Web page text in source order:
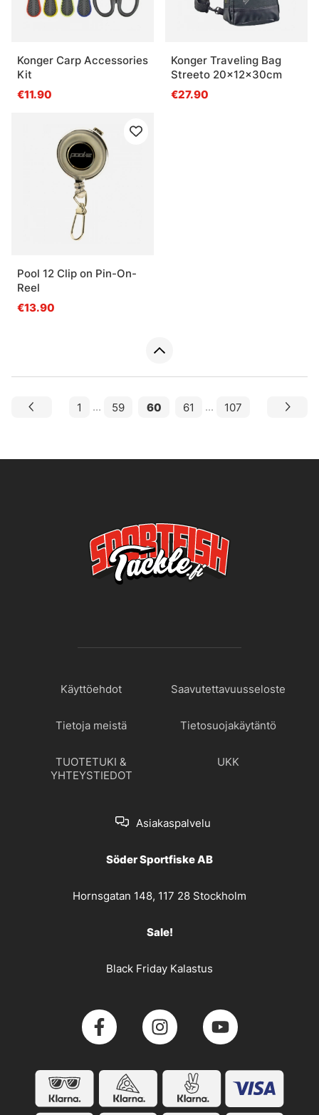
Konger Carp Accessories
Kit
€11.90
Konger Traveling Bag
Streeto 20x12x30cm
€27.90
Pool 12 Clip on Pin-On-
Reel
€13.90
1 ... 59 60 61 ... 107
Käyttöehdot Saavutettavuusseloste
Tietoja meistä Tietosuojakäytäntö
TUOTETUKI &
YHTEYSTIEDOT
UKK
Asiakaspalvelu
Söder Sportfiske AB
Hornsgatan 148, 117 28 Stockholm
Sale!
Black Friday Kalastus